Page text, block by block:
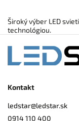
Široký výber LED
technológiou.
Kontakt
ledstar@ledstar.sk
0914 110 400